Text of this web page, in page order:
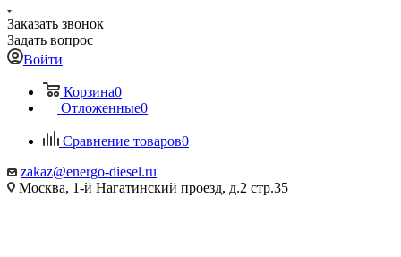
Заказать звонок
Задать вопрос
Войти
Корзина0
Отложенные0
Сравнение товаров0
zakaz@energo-diesel.ru
Москва, 1-й Нагатинский проезд, д.2 стр.35